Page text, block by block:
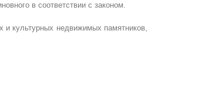
в соответствии с законом.
и культурных недвижимых памятников,